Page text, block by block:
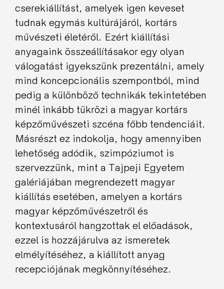
cserekiállítást, amelyek igen keveset
tudnak egymás kultúrájáról, kortárs
művészeti életéről. Ezért kiállítási
anyagaink összeállításakor egy olyan
válogatást igyekszünk prezentálni, amely
mind koncepcionális szempontból, mind
pedig a különböző technikák tekintetében
minél inkább tükrözi a magyar kortárs
képzőművészeti szcéna főbb tendenciáit.
Másrészt ez indokolja, hogy amennyiben
lehetőség adódik, szimpóziumot is
szervezzünk, mint a Tajpeji Egyetem
galériájában megrendezett magyar
kiállítás esetében, amelyen a kortárs
magyar képzőművészetről és
kontextusáról hangzottak el előadások,
ezzel is hozzájárulva az ismeretek
elmélyítéséhez, a kiállított anyag
recepciójának megkönnyítéséhez.